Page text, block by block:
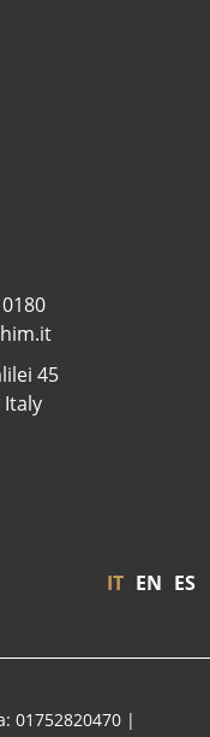
45
Italy
IT EN ES
01752820470 |